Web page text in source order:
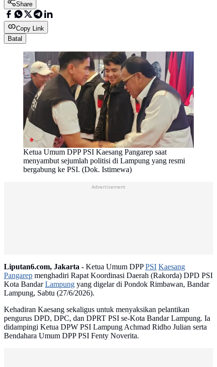
Share
Copy Link
Batal
Ketua Umum DPP PSI Kaesang Pangarep saat
menyambut sejumlah politisi di Lampung yang resmi
bergabung ke PSI. (Dok. Istimewa)
Advertisement
Liputan6.com, Jakarta - Ketua Umum DPPPSI Kaesang
Pangarep menghadiri Rapat Koordinasi Daerah (Rakorda) DPD PSI
Kota BandarLampung yang digelar di Pondok Rimbawan, Bandar
Lampung, Sabtu (27/6/2026).
Kehadiran Kaesang sekaligus untuk menyaksikan pelantikan
pengurus DPD, DPC, dan DPRT PSI se-Kota Bandar Lampung. Ia
didampingi Ketua DPW PSI Lampung Achmad Ridho Julian serta
Bendahara Umum DPP PSI Fenty Noverita.